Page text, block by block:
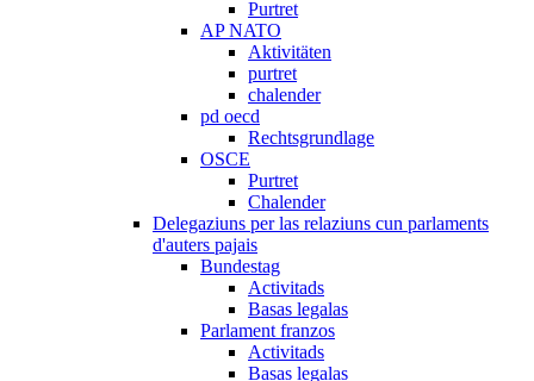
Purtret
AP NATO
Aktivitäten
purtret
chalender
pd oecd
Rechtsgrundlage
OSCE
Purtret
Chalender
Delegaziuns per las relaziuns cun parlaments
d'auters pajais
Bundestag
Activitads
Basas legalas
Parlament franzos
Activitads
Basas legalas